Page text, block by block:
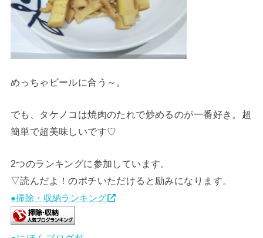
めっちゃビールに合う～。
でも、タケノコは焼肉のたれで炒めるのが一番好き。超
簡単で超美味しいです♡
2つのランキングに参加しています。
▽読んだよ！のポチいただけると励みになります。
●掃除・収納ランキング